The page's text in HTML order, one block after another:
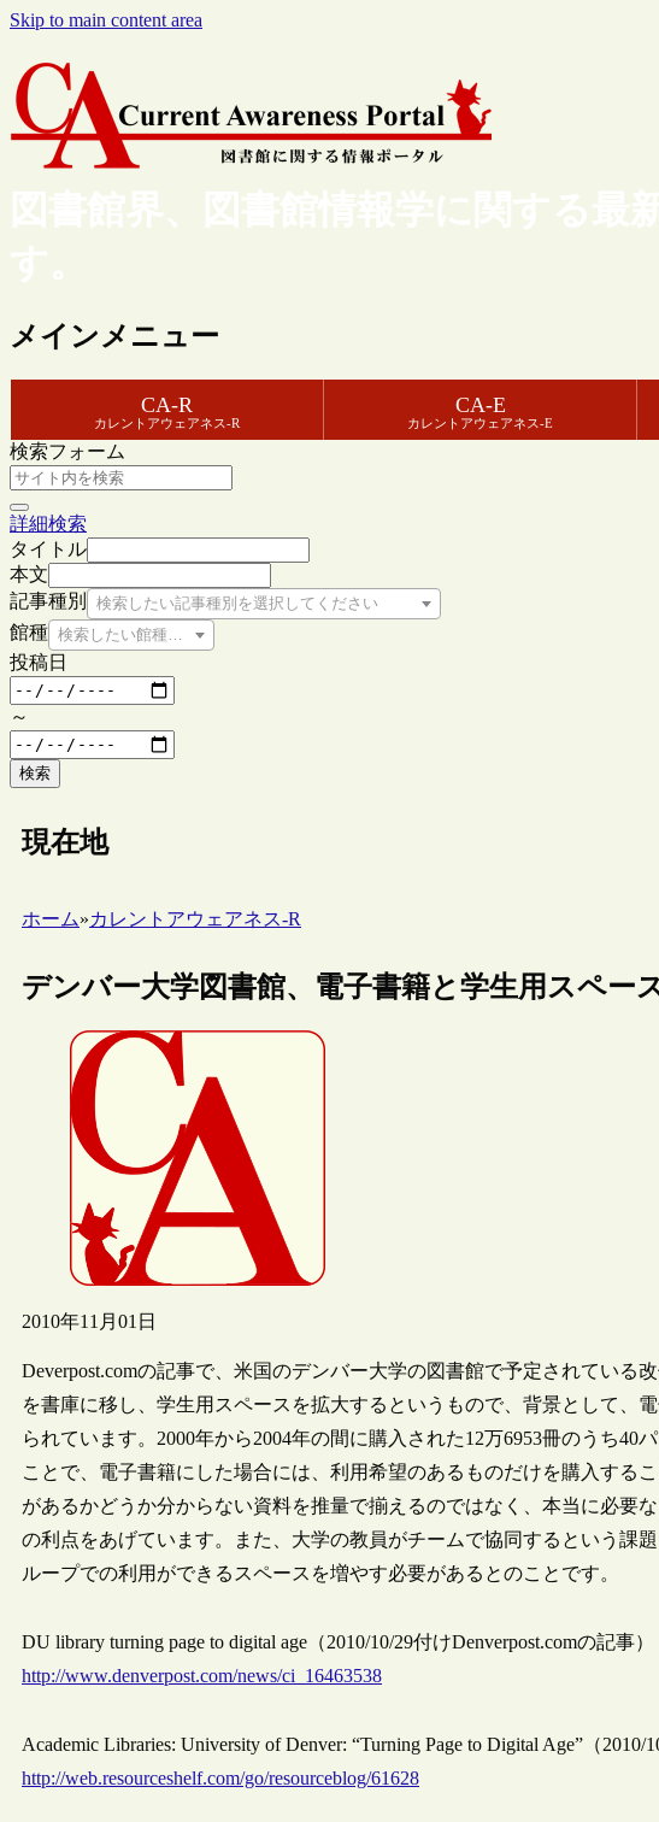
Skip to main content area
図書館界、図書館情報学に関する
す。
メインメニュー
CA-R
カレントアウェアネス-R
CA-E
カレントアウェアネス-E
検索フォーム
詳細検索
タイトル
本文
記事種別
検索したい記事種別を選択してください
館種 検索したい館種を選択してください
投稿日
～
検索
現在地
ホーム»カレントアウェアネス-R
デンバー大学図書館、電子書籍と学生用スペー
2010年11月01日
Deverpost.comの記事で、米国のデンバー大学の図書館で予定されている
を書庫に移し、学生用スペースを拡大するというもので、背景として、
られています。2000年から2004年の間に購入された12万6953冊のうち
ことで、電子書籍にした場合には、利用希望のあるものだけを購入する
があるかどうか分からない資料を推量で揃えるのではなく、本当に必要
の利点をあげています。また、大学の教員がチームで協同するという課
ループでの利用ができるスペースを増やす必要があるとのことです。
DU library turning page to digital age（2010/10/29付けDenverpost.comの記事）
http://www.denverpost.com/news/ci_16463538
Academic Libraries: University of Denver: “Turning Page to Digital Age”（2010/
http://web.resourceshelf.com/go/resourceblog/61628